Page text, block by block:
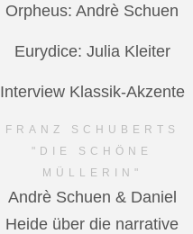
Orpheus: Andrè Schuen
Eurydice: Julia Kleiter
Interview Klassik-Akzente
FRANZ SCHUBERTS
"DIE SCHÖNE
MÜLLERIN"
Andrè Schuen & Daniel
Heide über die narrative